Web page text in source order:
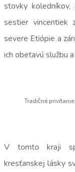
stovky
sestier vincentiek
severe Etiópie a
ich obetavú službu
Tradičné
V tomto kraji
kresťanskej lásky